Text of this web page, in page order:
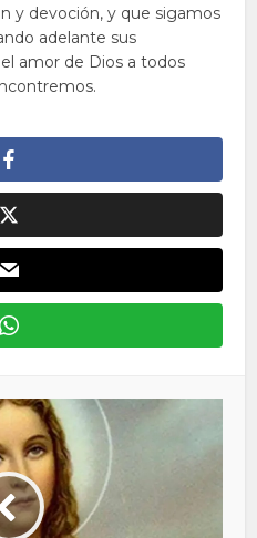
y devoción, y que sigamos
adelante sus
amor de Dios a todos